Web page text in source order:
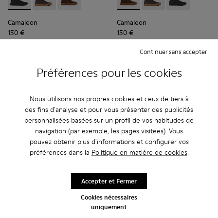
Préférences pour les cookies
Nous utilisons nos propres cookies et ceux de tiers à
des fins d'analyse et pour vous présenter des publicités
personnalisées basées sur un profil de vos habitudes de
navigation (par exemple, les pages visitées). Vous
pouvez obtenir plus d'informations et configurer vos
préférences dans la Politique en matière de cookies.
Cookies nécessaires
uniquement
Continuer sans accepter
Accepter et Fermer
Camaleon - K300419-001 - Bottes en cuir noir pour homme
Camaleon - K300419-009 - Brown
Camaleon - K300419-002 - Bottes en cuir
Camaleon
150 €
Camaleon - K300419-002 -
Camaleon -Camaleon -
Camaleon
150 €
Ajouter
Camaleon - K300419-009 - Brown
Camaleon - K300419-002 - Bottes en cuir marron
Camaleon - K300419-001 - Bottes en cuir